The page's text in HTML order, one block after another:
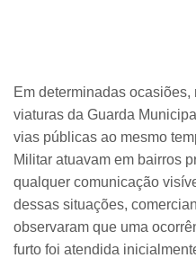
Em determinadas
viaturas da Guarda
vias públicas ao mesmo
Militar atuavam em bairros
qualquer comunicação
dessas situações,
observaram que uma
furto foi atendida